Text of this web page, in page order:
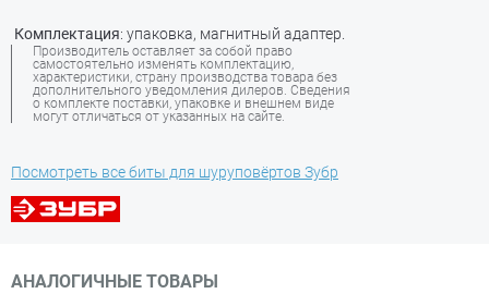
Комплектация: упаковка, магнитный адаптер.
Производитель оставляет за собой право
самостоятельно изменять комплектацию,
характеристики, страну производства товара без
дополнительного уведомления дилеров. Сведения
о комплекте поставки, упаковке и внешнем виде
могут отличаться от указанных на сайте.
Посмотреть все биты для шуруповёртов Зубр
АНАЛОГИЧНЫЕ ТОВАРЫ